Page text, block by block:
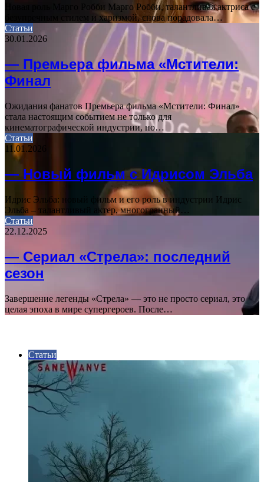
Новая роль Марго Робби Марго Робби, талантливая актриса с
безупречным стилем и харизмой, снова порадовала…
Статьи
30.01.2026
— Премьера фильма «Мстители:
Финал
Ожидания фанатов Премьера фильма «Мстители: Финал»
стала настоящим событием не только для
кинематографической индустрии, но…
Статьи
11.01.2026
— Новый фильм с Идрисом Эльба
Идрис Эльба: новый фильм и его роль в индустрии Идрис
Эльба – талантливый актер, многогранный…
Статьи
22.12.2025
— Сериал «Стрела»: последний
сезон
Завершение легенды «Стрела» — это не просто сериал, это
целая эпоха в мире супергероев. После…
Статьи